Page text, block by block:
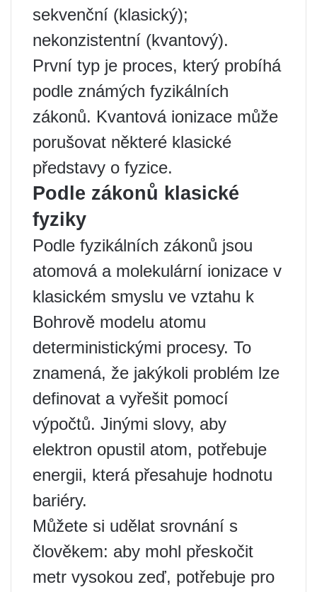
sekvenční (klasický);
nekonzistentní (kvantový).
První typ je proces, který probíhá
podle známých fyzikálních
zákonů. Kvantová ionizace může
porušovat některé klasické
představy o fyzice.
Podle zákonů klasické
fyziky
Podle fyzikálních zákonů jsou
atomová a molekulární ionizace v
klasickém smyslu ve vztahu k
Bohrově modelu atomu
deterministickými procesy. To
znamená, že jakýkoli problém lze
definovat a vyřešit pomocí
výpočtů. Jinými slovy, aby
elektron opustil atom, potřebuje
energii, která přesahuje hodnotu
bariéry.
Můžete si udělat srovnání s
člověkem: aby mohl přeskočit
metr vysokou zeď, potřebuje pro